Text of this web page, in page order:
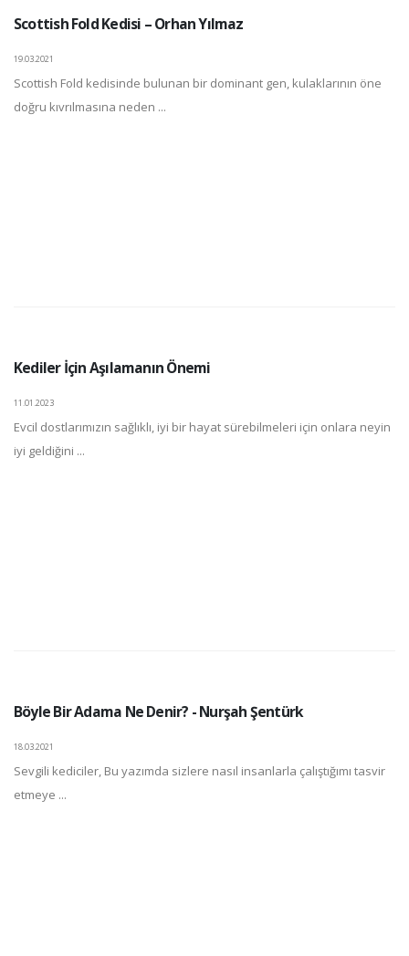
Scottish Fold Kedisi – Orhan Yılmaz
19.03.2021
Scottish Fold kedisinde bulunan bir dominant gen, kulaklarının öne
doğru kıvrılmasına neden ...
Kediler İçin Aşılamanın Önemi
11.01.2023
Evcil dostlarımızın sağlıklı, iyi bir hayat sürebilmeleri için onlara neyin
iyi geldiğini ...
Böyle Bir Adama Ne Denir? - Nurşah Şentürk
18.03.2021
Sevgili kediciler, Bu yazımda sizlere nasıl insanlarla çalıştığımı tasvir
etmeye ...